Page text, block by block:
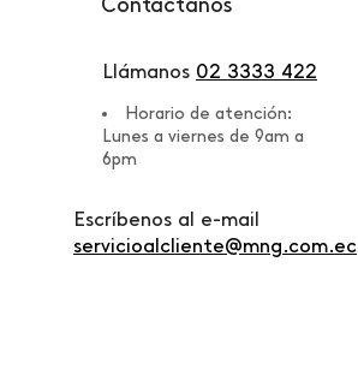
Llámanos 02 3333 422
Horario de atención:
Lunes a viernes de 9am a
6pm
Escríbenos al e-mail
servicioalcliente@mng.com.ec